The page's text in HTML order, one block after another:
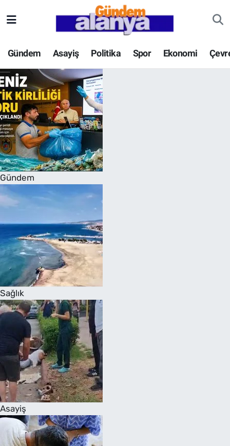
Gündem Asayiş Politika Spor Ekonomi
Gündem
Sağlık
Asayiş